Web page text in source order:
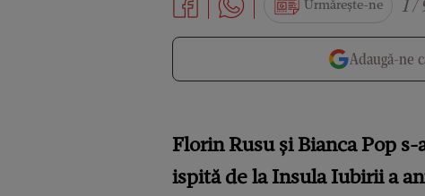
Urmărește-ne
Adaugă-ne
Florin Rusu și Bianca Pop
ispită de la Insula Iubirii a